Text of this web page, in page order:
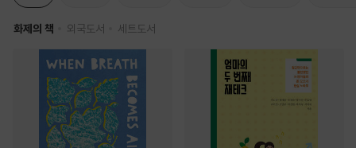
화제의 책 외국도서 세트도서